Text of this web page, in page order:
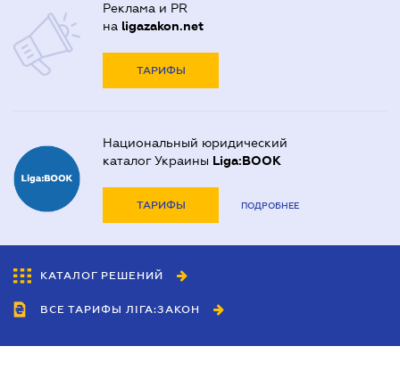
Реклама и PR
на ligazakon.net
ТАРИФЫ
Национальный юридический
каталог Украины Liga:BOOK
ТАРИФЫ ПОДРОБНЕЕ
КАТАЛОГ РЕШЕНИЙ
ВСЕ ТАРИФЫ ЛІГА:ЗАКОН